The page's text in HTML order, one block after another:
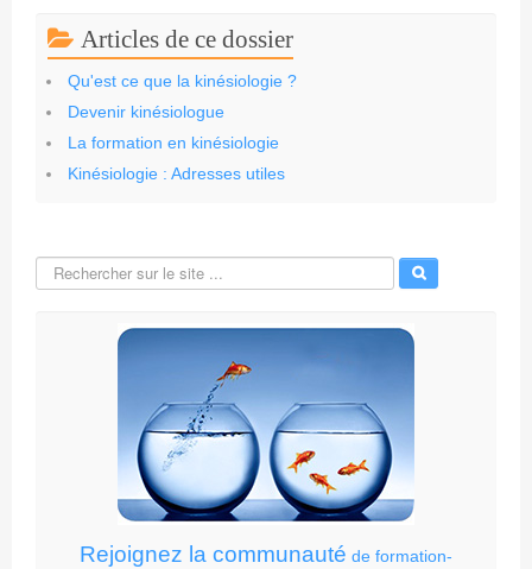
Articles de ce dossier
Qu'est ce que la kinésiologie ?
Devenir kinésiologue
La formation en kinésiologie
Kinésiologie : Adresses utiles
Rejoignez la communauté de formation-